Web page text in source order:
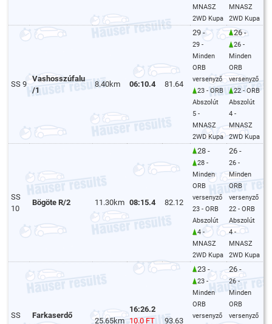
MNASZ
2WD Kupa
MNASZ
2WD Kupa
SS 9
Vashosszúfalu
/1
8.40km 06:10.4 81.64
29 -
29 -
Minden
ORB
versenyző
23 - ORB
Abszolút
5 -
MNASZ
2WD Kupa
26 -
26 -
Minden
ORB
versenyző
22 - ORB
Abszolút
4 -
MNASZ
2WD Kupa
SS
10
Bögöte R/2 11.30km 08:15.4 82.12
28 -
28 -
Minden
ORB
versenyző
23 - ORB
Abszolút
4 -
MNASZ
2WD Kupa
26 -
26 -
Minden
ORB
versenyző
22 - ORB
Abszolút
4 -
MNASZ
2WD Kupa
SS
Farkaserdő
25.65km
16:26.2
10.0 FT
93.63
23 -
23 -
Minden
ORB
versenyző
26 -
26 -
Minden
ORB
versenyző